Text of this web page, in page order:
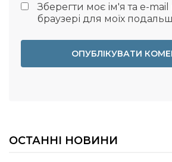
Зберегти моє ім'я та e-
браузері для моїх
ОСТАННІ НОВИНИ